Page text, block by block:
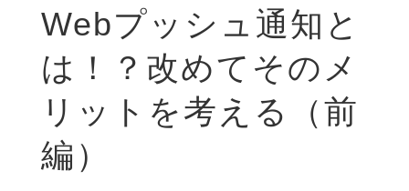
Webプッシュ通知と
は！？改めてそのメ
リットを考える（前
編）